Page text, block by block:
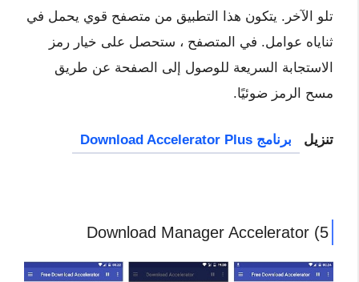
تلو الآخر. يتكون هذا التطبيق من متصفح قوي يحمل في
ثناياه عوامل. في المتصفح ، ستحصل على خيار رمز
الاستجابة السريعة للوصول إلى الصفحة عن طريق
مسح الرمز ضوئيًا.
تنزيل برنامج Download Accelerator Plus
5) Download Manager Accelerator